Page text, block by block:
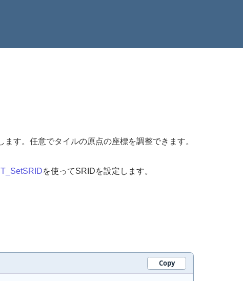
す。任意でタイルの原点の座標を調整できます。
を使ってSRIDを設定します。
Copy